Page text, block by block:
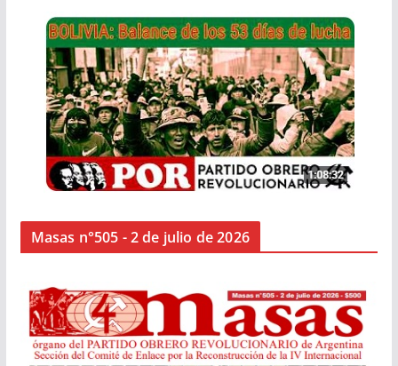
Masas n°505 - 2 de julio de 2026